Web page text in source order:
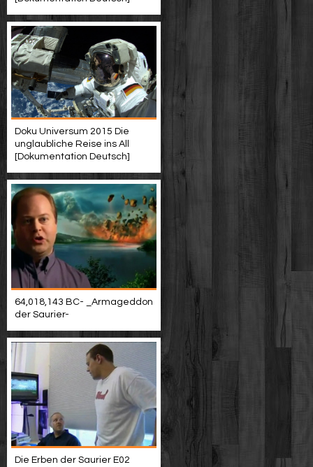
Doku Universum 2015 Die
unglaubliche Reise ins All
[Dokumentation Deutsch]
64,018,143 BC- _Armageddon
der Saurier-
Die Erben der Saurier E02